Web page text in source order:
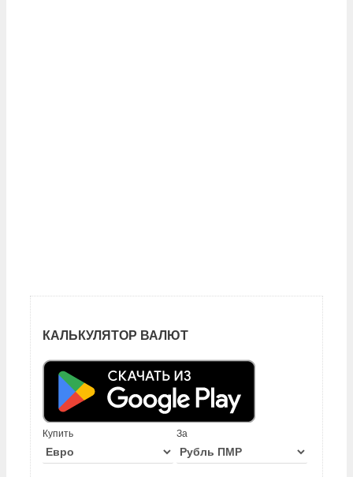
КАЛЬКУЛЯТОР ВАЛЮТ
Купить За